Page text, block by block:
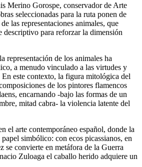
Merino Gorospe, conservador de Arte
seleccionadas para la ruta ponen de
las representaciones animales, que
descriptivo para reforzar la dimensión
representación de los animales ha
a menudo vinculado a las virtudes y
En este contexto, la figura mitológica del
de los pintores flamencos
, encarnando -bajo las formas de un
mitad cabra- la violencia latente del
el arte contemporáneo español, donde la
simbólico: con ecos picassianos, en
se convierte en metáfora de la Guerra
Zuloaga el caballo herido adquiere un